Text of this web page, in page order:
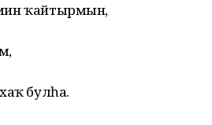
ҡайтырмын,
булһа.